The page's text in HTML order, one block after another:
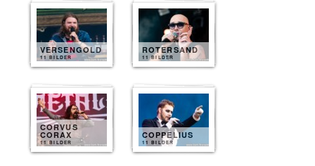
VERSENGOLD
11 BILDER
ROTERSAND
11 BILDER
CORVUS
CORAX
11 BILDER
COPPELIUS
11 BILDER